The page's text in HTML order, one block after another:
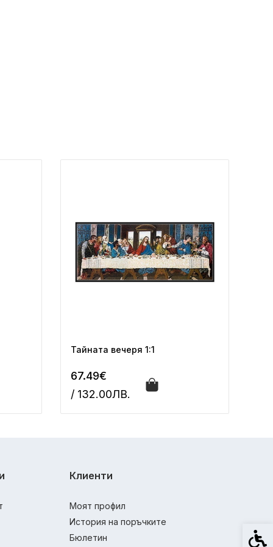
Тайната вечеря 1:1
67.49€
/ 132.00ЛВ.
Клиенти
Моят профил
История на поръчките
Бюлетин